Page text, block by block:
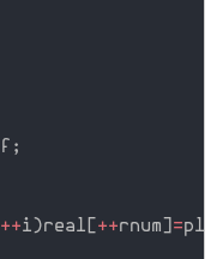
f ;
++i)real [++rnum] =plt